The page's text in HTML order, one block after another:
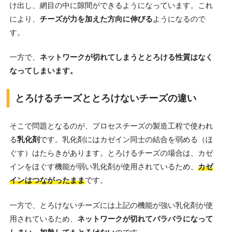
け出し、網目の中に隙間ができるようになっています。これ
により、 チーズが力を加えた方向に伸びるようになるので
す。
一方で、 ネットワークが切れてしまうととろける性質はなく
なってしまいます。
とろけるチーズととろけないチーズの違い
そこで問題となるのが、プロセスチーズの製造工程で使われ
る乳化剤 です。乳化剤にはカゼイン同士の結合を弱める（ほ
ぐす）はたらきがあります。とろけるチーズの場合は、カゼ
インをほぐす機能が弱い乳化剤が使用されているため、 カゼ
インはつながったままです。
一方で、とろけないチーズには上記の機能が強い乳化剤が使
用されているため、 ネットワークが切れてバラバラになって